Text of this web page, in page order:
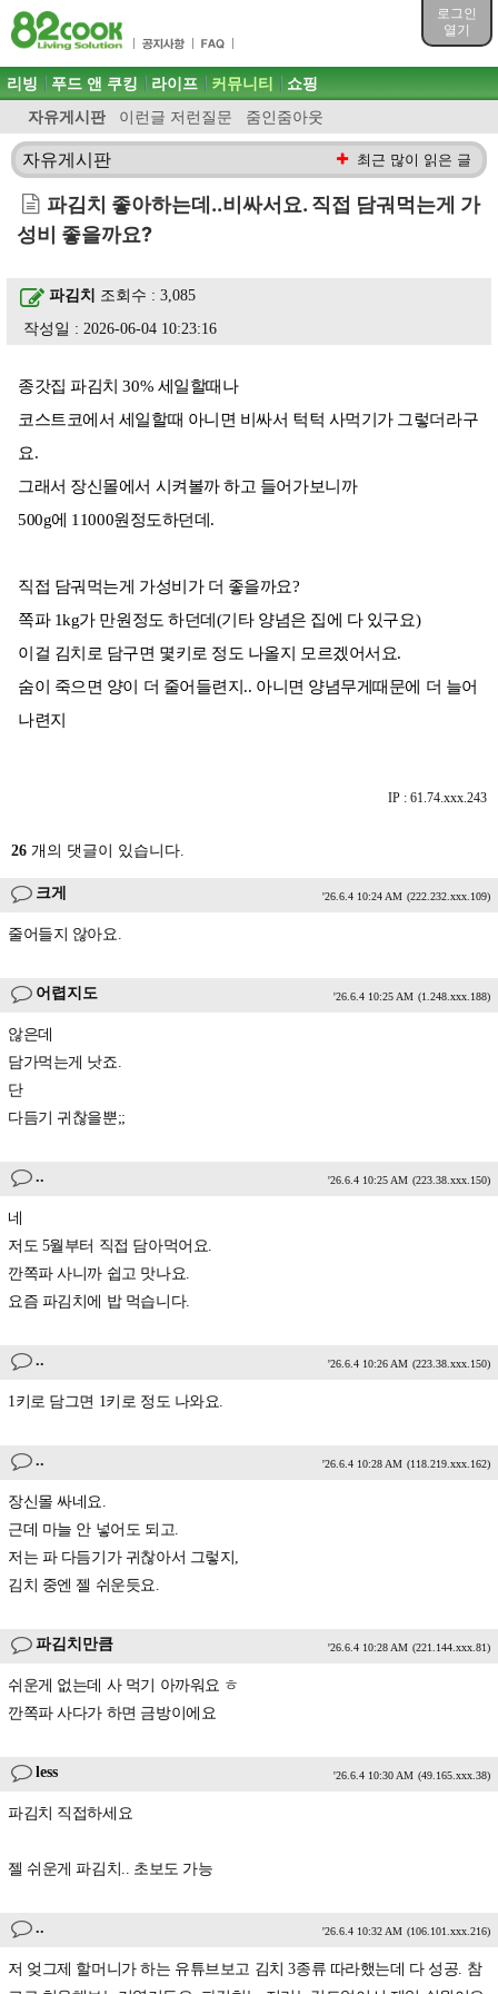
로그인
열기
목차
주메뉴 바로가기
컨텐츠 바로가기
검색 바로가기
로그인 바로가기
주메뉴
리빙 푸드 앤 쿠킹 라이프 커뮤니티
자유게시판 이런글 저런질문 줌인줌아웃
쇼핑
자유게시판 최근 많이 읽은 글
파김치 좋아하는데..비싸서요. 직접 담궈먹는게 가
성비 좋을까요?
파김치 조회수 : 3,085
작성일 : 2026-06-04 10:23:16
종갓집 파김치 30% 세일할때나
코스트코에서 세일할때 아니면 비싸서 턱턱 사먹기가 그렇더라구
요.
그래서 장신몰에서 시켜볼까 하고 들어가보니까
500g에 11000원정도하던데.
직접 담궈먹는게 가성비가 더 좋을까요?
쪽파 1kg가 만원정도 하던데(기타 양념은 집에 다 있구요)
이걸 김치로 담구면 몇키로 정도 나올지 모르겠어서요.
숨이 죽으면 양이 더 줄어들련지.. 아니면 양념무게때문에 더 늘어
나련지
IP : 61.74.xxx.243
26 개의 댓글이 있습니다.
크게 '26.6.4 10:24 AM (222.232.xxx.109)
줄어들지 않아요.
어렵지도 '26.6.4 10:25 AM (1.248.xxx.188)
않은데
담가먹는게 낫죠.
단
다듬기 귀찮을뿐;;
.. '26.6.4 10:25 AM (223.38.xxx.150)
네
저도 5월부터 직접 담아먹어요.
깐쪽파 사니까 쉽고 맛나요.
요즘 파김치에 밥 먹습니다.
.. '26.6.4 10:26 AM (223.38.xxx.150)
1키로 담그면 1키로 정도 나와요.
.. '26.6.4 10:28 AM (118.219.xxx.162)
장신몰 싸네요.
근데 마늘 안 넣어도 되고.
저는 파 다듬기가 귀찮아서 그렇지,
김치 중엔 젤 쉬운듯요.
파김치만큼 '26.6.4 10:28 AM (221.144.xxx.81)
쉬운게 없는데 사 먹기 아까워요 ㅎ
깐쪽파 사다가 하면 금방이에요
less '26.6.4 10:30 AM (49.165.xxx.38)
파김치 직접하세요
젤 쉬운게 파김치.. 초보도 가능
.. '26.6.4 10:32 AM (106.101.xxx.216)
저 엊그제 할머니가 하는 유튜브보고 김치 3종류 따라했는데 다 성공. 참